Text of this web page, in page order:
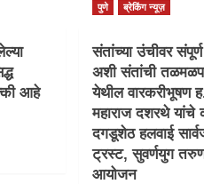
आहे
पुणे ब्रेकिंग न्यूज़
संतांच्या उंचीवर
अशी संतांची
येथील वारकरीभूषण
महाराज दशरथे यांचे
दगडूशेठ हलवाई
ट्रस्ट, सुवर्णयुग
आयोजन